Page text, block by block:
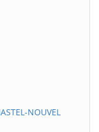
NOUVEL